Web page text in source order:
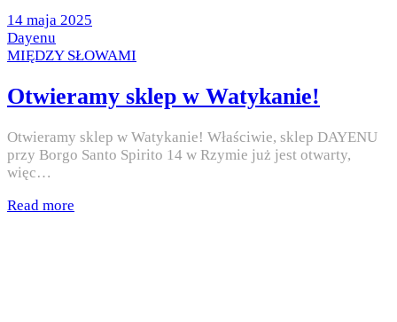
Posted
on
14 maja 2025
by
Dayenu
Posted
MIĘDZY SŁOWAMI
Otwieramy sklep w Watykanie!
Otwieramy sklep w Watykanie! Właściwie, sklep DAYENU
przy Borgo Santo Spirito 14 w Rzymie już jest otwarty,
więc…
Read more